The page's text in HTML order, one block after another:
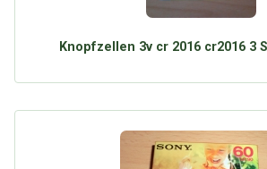
Knopfzellen 3v cr 2016 cr2016 3